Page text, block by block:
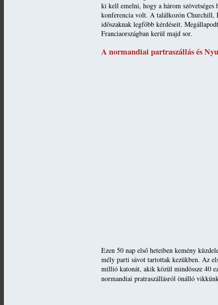
ki kell emelni, hogy a három szövetséges
konferencia volt. A találkozón Churchill,
idõszaknak legfõbb kérdéseit.
Franciaországban kerül majd sor.
A normandiai partraszállás és
Ezen 50 nap első heteiben kemény
mély parti sávot tartottak kezükben. Az
millió katonát, akik közül mindössze 40
normandiai pratraszállásról önálló